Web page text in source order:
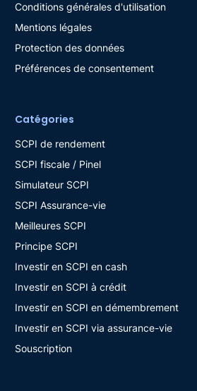
Conditions générales d'utilisation
Mentions légales
Protection des données
Préférences de consentement
Catégories
SCPI de rendement
SCPI fiscale / Pinel
Simulateur SCPI
SCPI Assurance-vie
Meilleures SCPI
Principe SCPI
Investir en SCPI en cash
Investir en SCPI à crédit
Investir en SCPI en démembrement
Investir en SCPI via assurance-vie
Souscription